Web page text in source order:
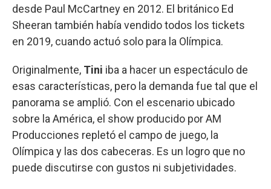
desde Paul McCartney en 2012. El británico Ed
Sheeran también había vendido todos los tickets
en 2019, cuando actuó solo para la Olímpica.
Originalmente, Tini iba a hacer un espectáculo de
esas características, pero la demanda fue tal que el
panorama se amplió. Con el escenario ubicado
sobre la América, el show producido por AM
Producciones repletó el campo de juego, la
Olímpica y las dos cabeceras. Es un logro que no
puede discutirse con gustos ni subjetividades.